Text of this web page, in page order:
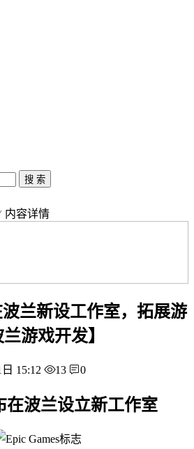
搜 索
内容详情
兰新设工作室，拓展游
游戏开发】
15:12 13 0
在波兰设立新工作室